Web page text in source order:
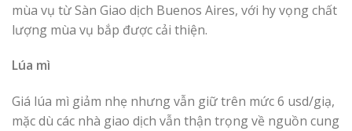
mùa vụ từ Sàn Giao dịch Buenos Aires, với hy vọng chất
lượng mùa vụ bắp được cải thiện.
Lúa mì
Giá lúa mì giảm nhẹ nhưng vẫn giữ trên mức 6 usd/giạ,
mặc dù các nhà giao dịch vẫn thận trọng về nguồn cung